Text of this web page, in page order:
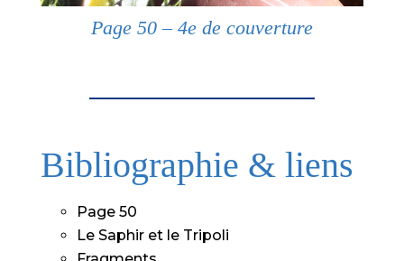
Page 50 – 4e de couverture
Bibliographie & liens
Page 50
Le Saphir et le Tripoli